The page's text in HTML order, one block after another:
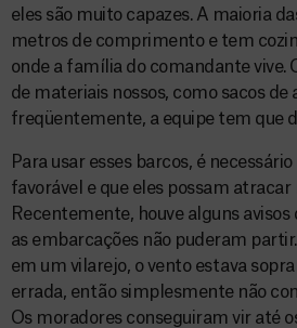
eles são muito capazes. A maioria
metros de comprimento e tem
onde a família do comandante vive.
de materiais nossos, como sacos de
freqüentemente, a equipe tem que
Para usar esses barcos, é
favorável e que eles possam atracar
Recentemente, houve alguns
as embarcações não puderam
em um vilarejo, o vento estava
errada, então simplesmente não
Os moradores conseguiram vir até